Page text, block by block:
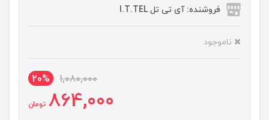
فروشنده: آی تی تل I.T.TEL
ناموجود
1,080,000
20%
864,000 تومان